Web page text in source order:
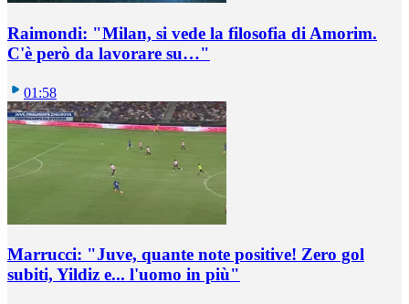
Raimondi: "Milan, si vede la filosofia di Amorim.
C'è però da lavorare su…"
01:58
Marrucci: "Juve, quante note positive! Zero gol
subiti, Yildiz e... l'uomo in più"